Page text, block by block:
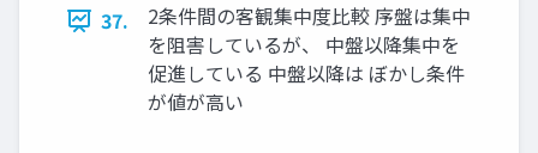
37.
2条件間の客観集中度比較 序盤は集中
を阻害しているが、 中盤以降集中を
促進している 中盤以降は ぼかし条件
が値が高い